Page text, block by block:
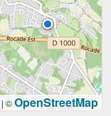
| ©OpenStreetMap